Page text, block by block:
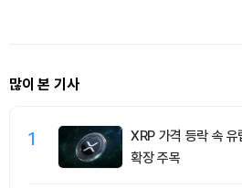
많이 본 기사
1
XRP 가격 등락 속
확장 주목